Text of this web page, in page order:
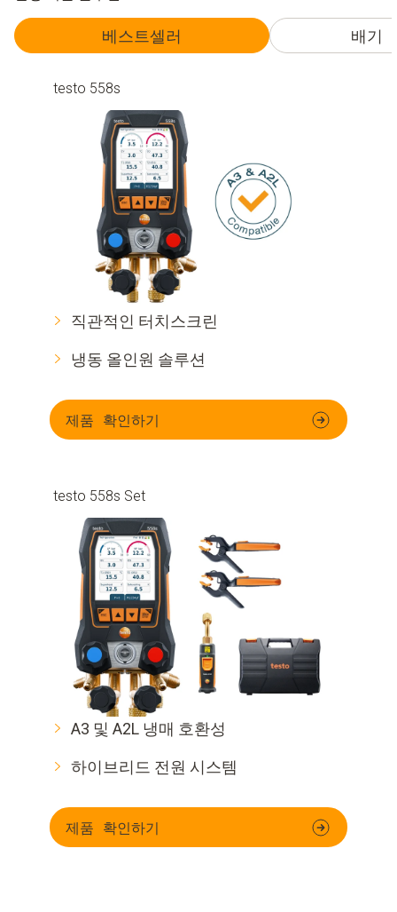
베스트셀러 배기
testo 558s
직관적인 터치스크린
냉동 올인원 솔루션
제품 확인하기
testo 558s Set
A3 및 A2L 냉매 호환성
하이브리드 전원 시스템
제품 확인하기